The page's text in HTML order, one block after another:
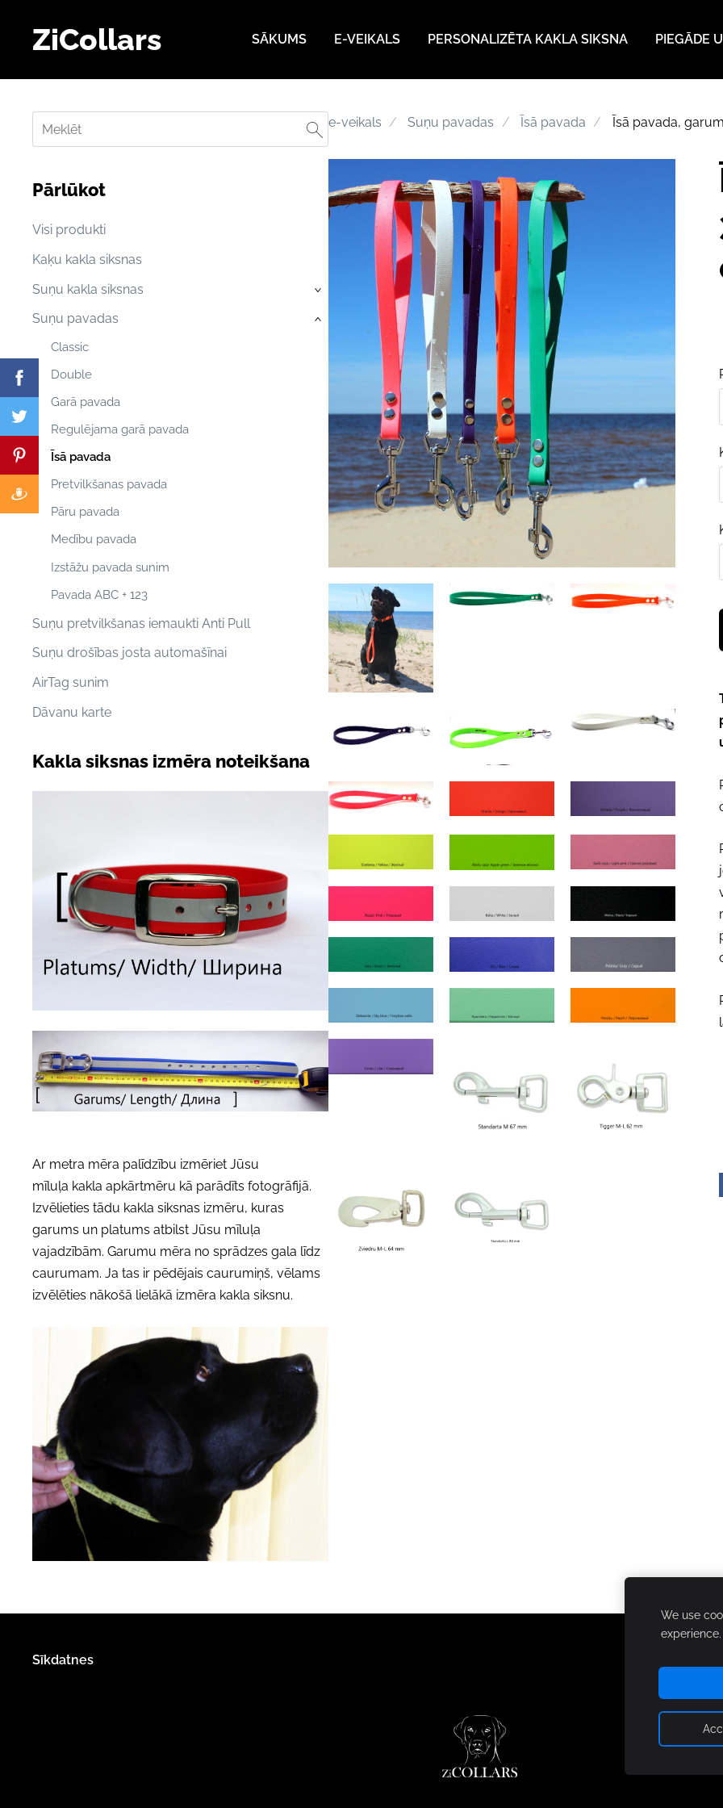
ZiCollars SĀKUMS E-VEIKALS PERSONALIZĒTA KAKLA SIKSNA PIEGĀDE
Pārlūkot
Visi produkti
Kaķu kakla siksnas
Suņu kakla siksnas
›
Suņu pavadas
Classic
Double
Garā pavada
Regulējama garā pavada
Īsā pavada
Pretvilkšanas pavada
Pāru pavada
Medību pavada
Izstāžu pavada sunim
Pavada ABC + 123
›
Suņu pretvilkšanas iemaukti Anti Pull
Suņu drošības josta automašīnai
AirTag sunim
Dāvanu karte
Kakla siksnas izmēra noteikšana
Ar metra mēra palīdzību izmēriet Jūsu
mīluļa kakla apkārtmēru kā parādīts fotogrāfijā.
Izvēlieties tādu kakla siksnas izmēru, kuras
garums un platums atbilst Jūsu mīluļa
vajadzībām. Garumu mēra no sprādzes gala līdz
caurumam. Ja tas ir pēdējais caurumiņš, vēlams
izvēlēties nākošā lielākā izmēra kakla siksnu.
e-veikals Suņu pavadas Īsā pavada Īsā pavada,
Sīkdatnes
We use
experience.